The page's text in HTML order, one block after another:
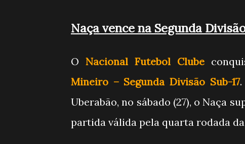
Naça vence na Segunda
O Nacional Futebol Clube
Mineiro – Segunda Divisão Sub-17
Uberabão, no sábado (27), o Naça
partida válida pela quarta rodada